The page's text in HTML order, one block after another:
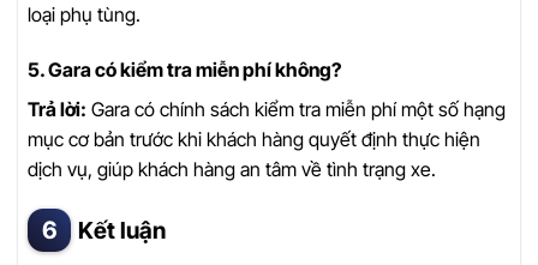
loại phụ tùng.
5. Gara có kiểm tra miễn phí không?
Trả lời: Gara có chính sách kiểm tra miễn phí một số hạng
mục cơ bản trước khi khách hàng quyết định thực hiện
dịch vụ, giúp khách hàng an tâm về tình trạng xe.
Kết luận